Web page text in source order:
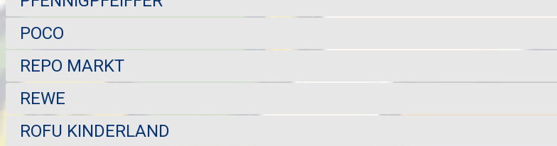
POCO
REPO MARKT
REWE
ROFU KINDERLAND